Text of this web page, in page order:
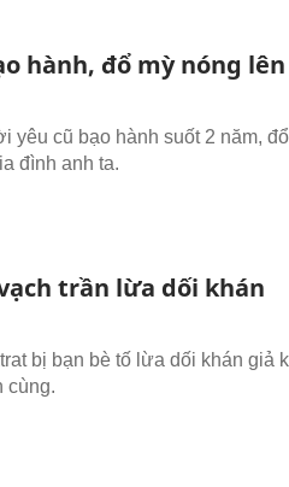
hành, đổ mỳ nóng lên
yêu cũ bạo hành suốt 2 năm, đổ
đình anh ta.
trần lừa dối khán
bị bạn bè tố lừa dối khán giả
cùng.